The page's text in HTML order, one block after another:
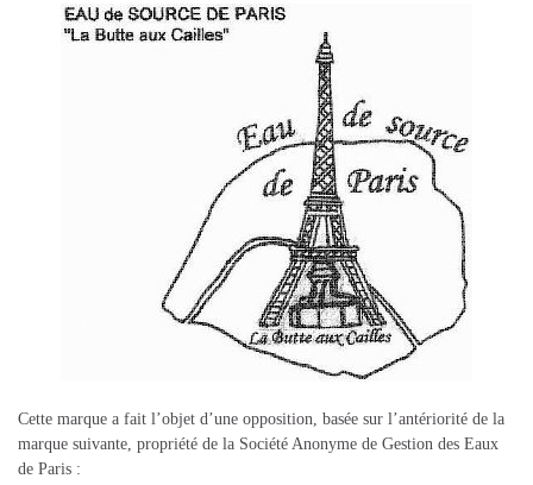
Cette marque a fait l’objet d’une opposition, basée sur l’antériorité de la
marque suivante, propriété de la Société Anonyme de Gestion des Eaux
de Paris :